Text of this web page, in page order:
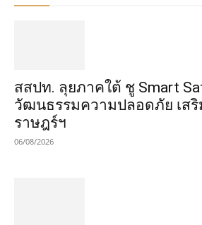
สสปท. ลุยภาคใต้ ชู Smart
วัฒนธรรมความปลอดภัย เสริ
ราษฎร์ฯ
06/08/2026